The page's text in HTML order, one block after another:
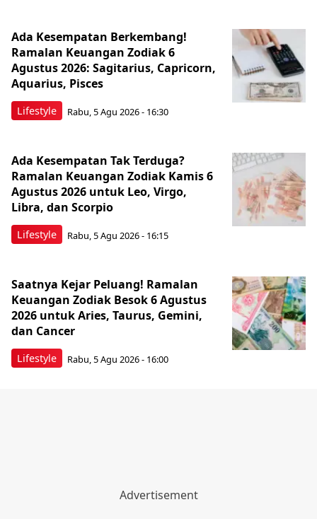
Lifestyle
Ada Kesempatan Berkembang!
Ramalan Keuangan Zodiak 6
Agustus 2026: Sagitarius, Capricorn,
Aquarius, Pisces
Rabu, 5 Agu 2026 - 16:30
Lifestyle
Ada Kesempatan Tak Terduga?
Ramalan Keuangan Zodiak Kamis 6
Agustus 2026 untuk Leo, Virgo,
Libra, dan Scorpio
Rabu, 5 Agu 2026 - 16:15
Lifestyle
Saatnya Kejar Peluang! Ramalan
Keuangan Zodiak Besok 6 Agustus
2026 untuk Aries, Taurus, Gemini,
dan Cancer
Rabu, 5 Agu 2026 - 16:00